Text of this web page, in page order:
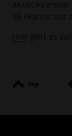
Akustikversion
16.Februar auf
Hier geht es
top